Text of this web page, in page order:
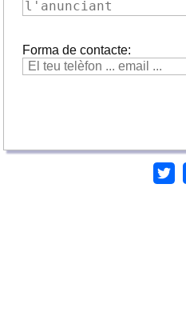
Forma de contacte: